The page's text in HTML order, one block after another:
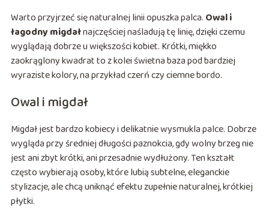
Warto przyjrzeć się naturalnej linii opuszka palca. Owal i
łagodny migdałnajczęściej naśladują tę linię, dzięki czemu
wyglądają dobrze u większości kobiet. Krótki, miękko
zaokrąglony kwadrat to z kolei świetna baza pod bardziej
wyraziste kolory, na przykład czerń czy ciemne bordo.
Owal i migdał
Migdał jest bardzo kobiecy i delikatnie wysmukla palce. Dobrze
wygląda przy średniej długości paznokcia, gdy wolny brzeg nie
jest ani zbyt krótki, ani przesadnie wydłużony. Ten kształt
często wybierają osoby, które lubią subtelne, eleganckie
stylizacje, ale chcą uniknąć efektu zupełnie naturalnej, krótkiej
płytki.